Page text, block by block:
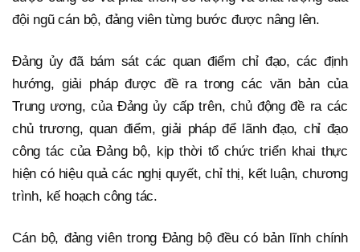
đội ngũ cán bộ, đảng viên từng bước được nâng lên.
Đảng ủy đã bám sát các quan điểm chỉ đạo, các định
hướng, giải pháp được đề ra trong các văn bản của
Trung ương, của Đảng ủy cấp trên, chủ động đề ra các
chủ trương, quan điểm, giải pháp để lãnh đạo, chỉ đạo
công tác của Đảng bộ, kịp thời tổ chức triển khai thực
hiện có hiệu quả các nghị quyết, chỉ thị, kết luận, chương
trình, kế hoạch công tác.
Cán bộ, đảng viên trong Đảng bộ đều có bản lĩnh chính